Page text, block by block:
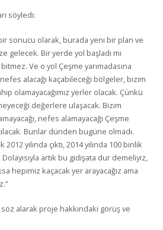
söyledi:
sonucu olarak, burada yeni bir plan ve
gelecek. Bir yerde yol başladı mı
Ve o yol Çeşme yarımadasına
alacağı kaçabileceği bölgeler, bizim
olamayacağımız yerler olacak. Çünkü
değerlere ulaşacak. Bizim
nefes alamayacağı Çeşme
Bunlar dünden bugüne olmadı.
yılında çıktı, 2014 yılında 100 binlik
artık bu gidişata dur demeliyiz,
hepimiz kaçacak yer arayacağız ama
alarak proje hakkındaki görüş ve